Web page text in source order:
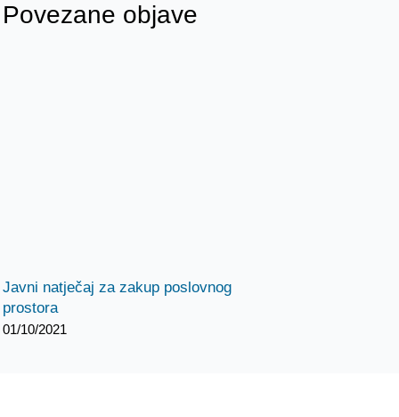
Povezane objave
Javni natječaj za zakup poslovnog
prostora
01/10/2021